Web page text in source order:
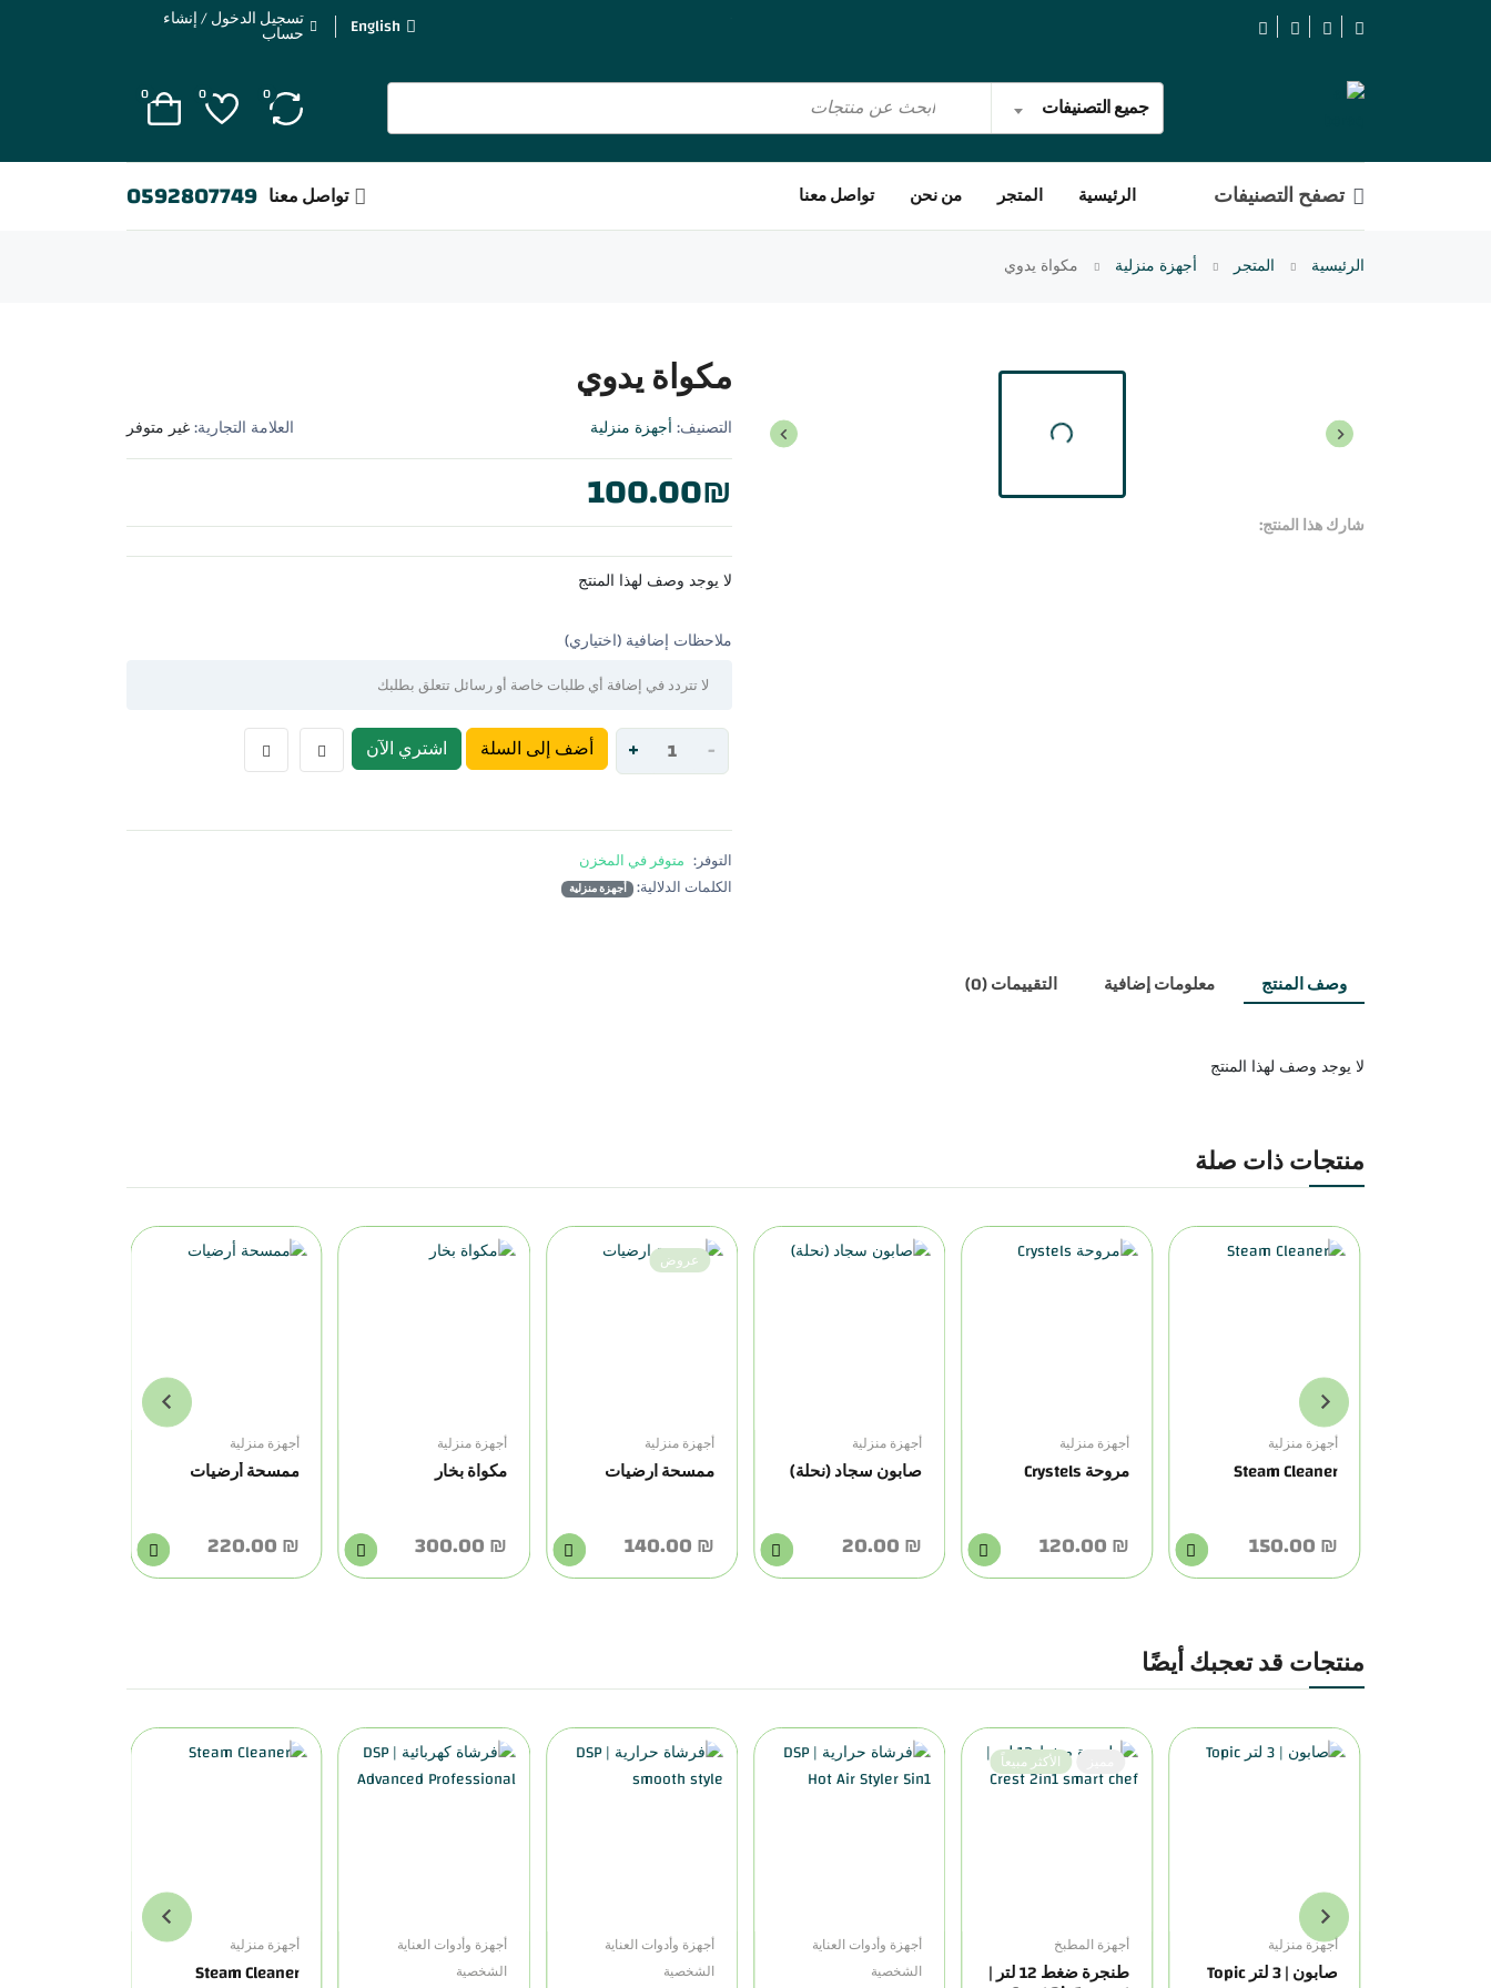
English تسجيل الدخول / إنشاء
حساب
جميع التصنيفات 0
0
0
تصفح التصنيفات الرئيسية المتجر من نحن تواصل معنا تواصل معنا 0592807749
الرئيسية المتجر أجهزة منزلية مكواة يدوي
شارك هذا المنتج:
مكواة يدوي
التصنيف:أجهزة منزلية العلامة التجارية:غير متوفر
100.00₪
لا يوجد وصف لهذا المنتج
ملاحظات إضافية (اختياري)
-
+ أضف إلى السلة اشتري الآن
التوفر: متوفر في المخزن
الكلمات الدلالية: أجهزة منزلية
وصف المنتج معلومات إضافية التقييمات (0)
لا يوجد وصف لهذا المنتج
منتجات ذات صلة
أجهزة منزلية
Steam Cleaner
₪ 150.00
أجهزة منزلية
مروحة Crystels
₪ 120.00
أجهزة منزلية
صابون سجاد (نحلة)
₪ 20.00
عروض
أجهزة منزلية
ممسحة ارضيات
₪ 140.00
أجهزة منزلية
مكواة بخار
₪ 300.00
أجهزة منزلية
ممسحة أرضيات
₪ 220.00
منتجات قد تعجبك أيضًا
أجهزة منزلية
صابون | 3 لتر Topic
الأكثر مبيعاً
أجهزة المطبخ
طنجرة ضغط 12 لتر |
أجهزة وأدوات العناية
الشخصية
أجهزة وأدوات العناية
الشخصية
أجهزة وأدوات العناية
الشخصية
أجهزة منزلية
Steam Cleaner